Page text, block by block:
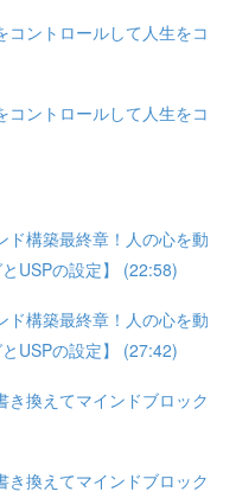
ントロールして人生をコ
ントロールして人生をコ
ド構築最終章！人の心を動
USPの設定】 (22:58)
ド構築最終章！人の心を動
USPの設定】 (27:42)
き換えてマインドブロック
き換えてマインドブロック